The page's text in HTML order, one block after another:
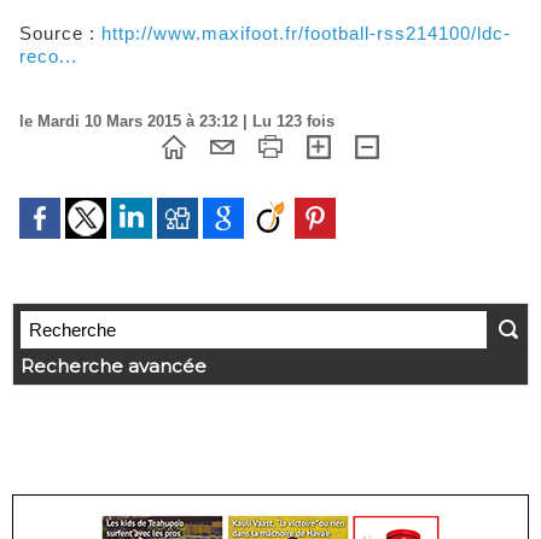
Source : http://www.maxifoot.fr/football-rss214100/ldc-
reco...
le Mardi 10 Mars 2015 à 23:12 | Lu 123 fois
Recherche avancée